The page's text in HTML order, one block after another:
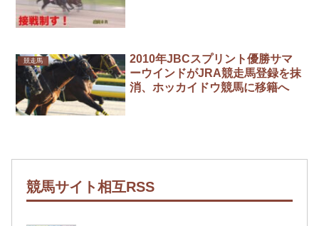
競走馬
2010年JBCスプリント優勝サマ
ーウインドがJRA競走馬登録を抹
消、ホッカイドウ競馬に移籍へ
競馬サイト相互RSS